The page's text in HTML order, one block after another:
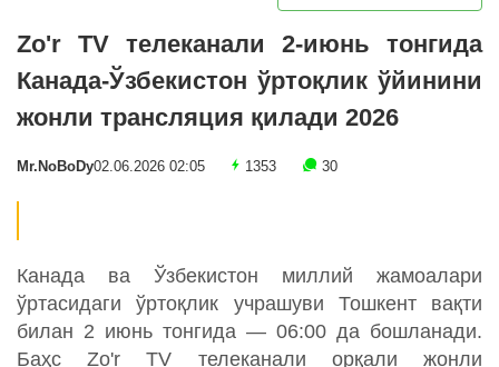
Zo'r TV телеканали 2-июнь тонгида
Канада-Ўзбекистон ўртоқлик ўйинини
жонли трансляция қилади 2026
Mr.NoBoDy02.06.2026 02:05 1353 30
Канада ва Ўзбекистон миллий жамоалари
ўртасидаги ўртоқлик учрашуви Тошкент вақти
билан 2 июнь тонгида — 06:00 да бошланади.
Баҳс Zo'r TV телеканали орқали жонли